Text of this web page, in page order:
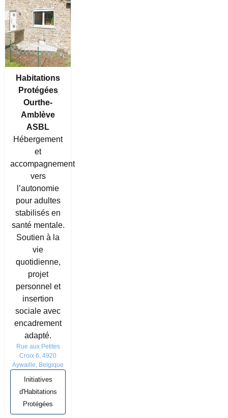
Habitations
Protégées
Ourthe-
Amblève
ASBL
Hébergement
et
accompagnement
vers
l’autonomie
pour adultes
stabilisés en
santé mentale.
Soutien à la
vie
quotidienne,
projet
personnel et
insertion
sociale avec
encadrement
adapté.
Rue aux Petites
Croix 6, 4920
Aywaille, Belgique
Initiatives
d'Habitations
Protégées